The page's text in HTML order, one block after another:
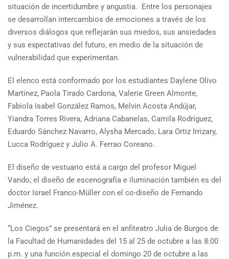
situación de incertidumbre y angustia. Entre los personajes
se desarrollan intercambios de emociones a través de los
diversos diálogos que reflejarán sus miedos, sus ansiedades
y sus expectativas del futuro, en medio de la situación de
vulnerabilidad que experimentan.
El elenco está conformado por los estudiantes Daylene Olivo
Martínez, Paola Tirado Cardona, Valerie Green Almonte,
Fabiola Isabel González Ramos, Melvin Acosta Andújar,
Yiandra Torres Rivera, Adriana Cabanelas, Camila Rodríguez,
Eduardo Sánchez Navarro, Alysha Mercado, Lara Ortiz Irrizary,
Lucca Rodríguez y Julio A. Ferrao Coreano.
El diseño de vestuario está a cargo del profesor Miguel
Vando; el diseño de escenografía e iluminación también es del
doctor Israel Franco-Müller con el co-diseño de Fernando
Jiménez.
“Los Ciegos” se presentará en el anfiteatro Julia de Burgos de
la Facultad de Humanidades del 15 al 25 de octubre a las 8:00
p.m. y una función especial el domingo 20 de octubre a las